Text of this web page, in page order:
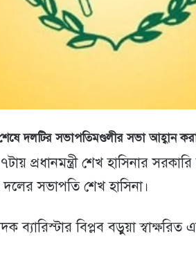
দলটির সভাপতিমণ্ডলীর সভা আহ্বান
প্রধানমন্ত্রী শেখ হাসিনার
সভাপতি শেখ হাসিনা।
বিপ্লব বড়ুয়া স্বাক্ষরিত